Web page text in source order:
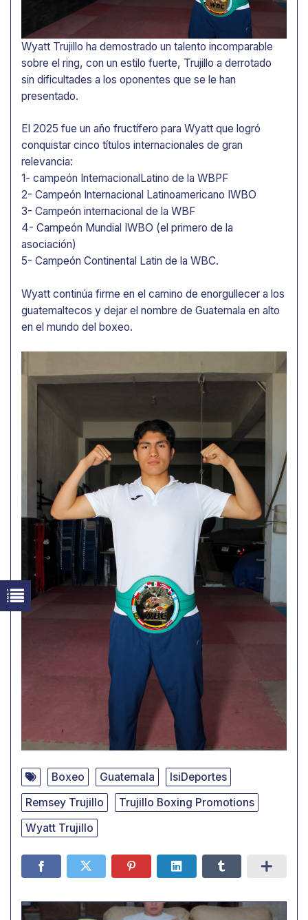
Wyatt Trujillo ha demostrado un talento incomparable
sobre el ring, con un estilo fuerte, Trujillo a derrotado
sin dificultades a los oponentes que se le han
presentado.
El 2025 fue un año fructífero para Wyatt que logró
conquistar cinco títulos internacionales de gran
relevancia:
1- campeón InternacionalLatino de la WBPF
2- Campeón Internacional Latinoamericano IWBO
3- Campeón internacional de la WBF
4- Campeón Mundial IWBO (el primero de la
asociación)
5- Campeón Continental Latin de la WBC.
Wyatt continúa firme en el camino de enorgullecer a los
guatemaltecos y dejar el nombre de Guatemala en alto
en el mundo del boxeo.
Boxeo Guatemala
IsiDeportes
Remsey Trujillo
Trujillo Boxing Promotions
Wyatt Trujillo